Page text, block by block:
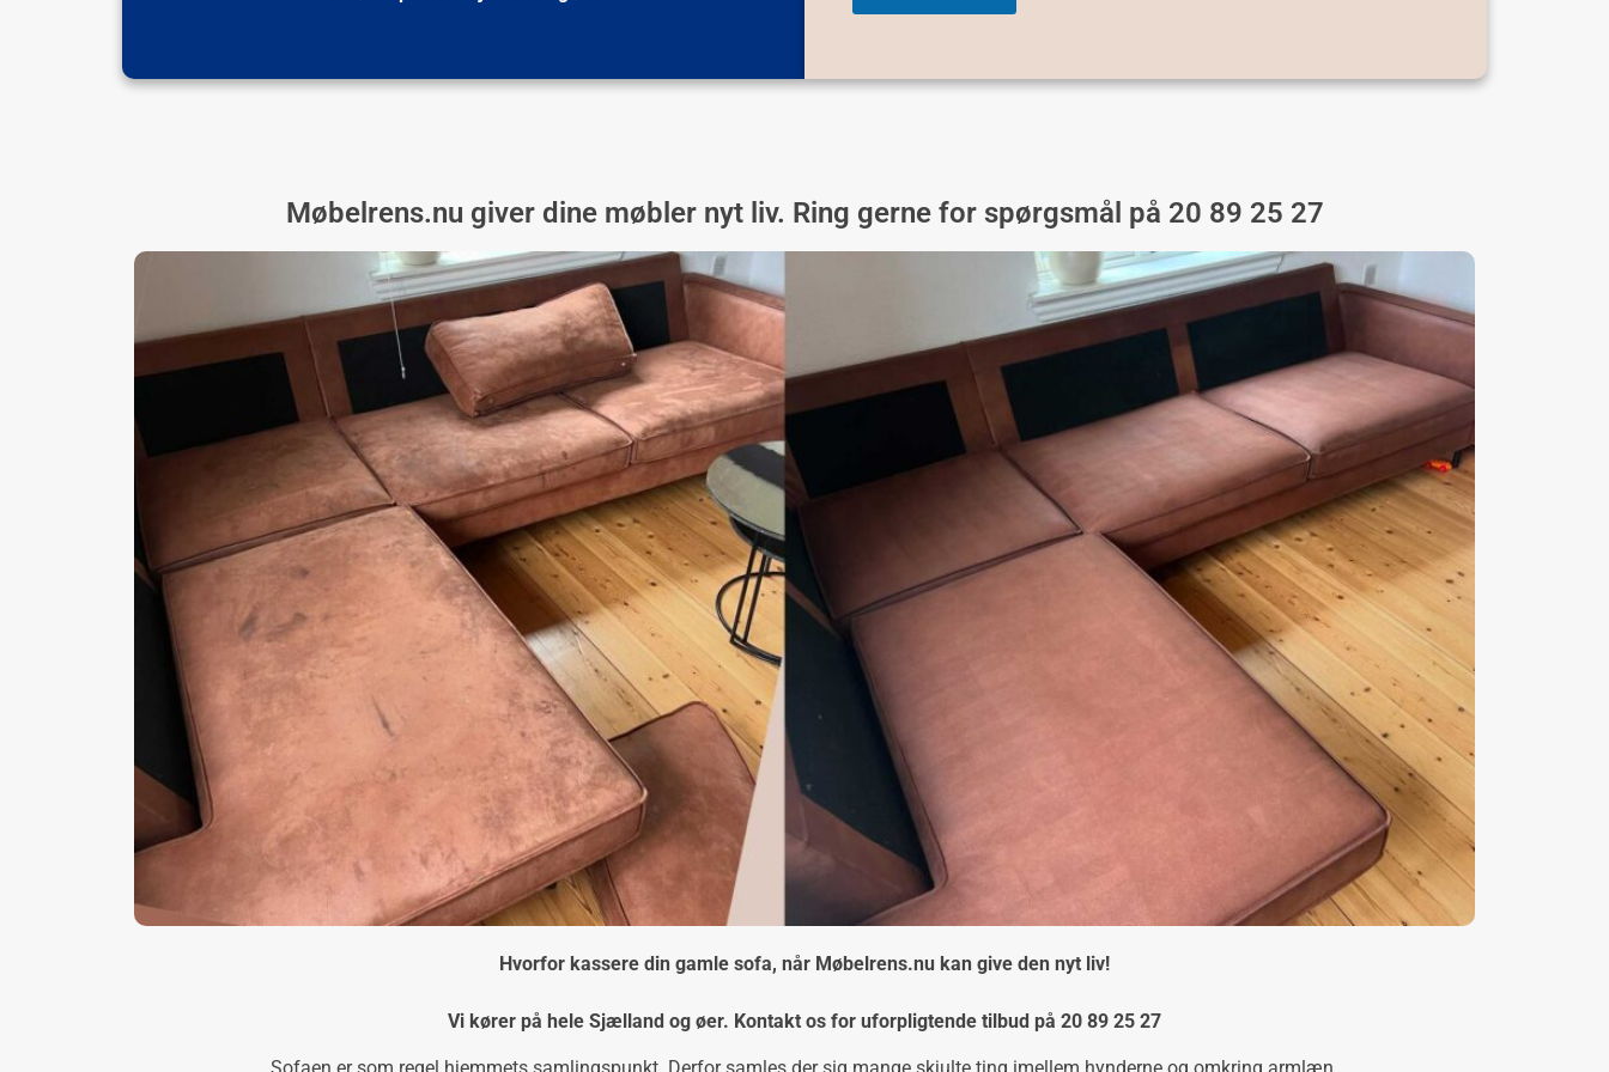
l
v
Møbelrens.nu giver dine møbler nyt liv. Ring gerne for spørgsmål på 20 89 25 27
Hvorfor kassere din gamle sofa, når Møbelrens.nu kan give den nyt liv!
Vi kører på hele Sjælland og øer. Kontakt os for uforpligtende tilbud på 20 89 25 27
Sofaen er som regel hjemmets samlingspunkt. Derfor samles der sig mange skjulte ting imellem hynderne og omkring armlæn.